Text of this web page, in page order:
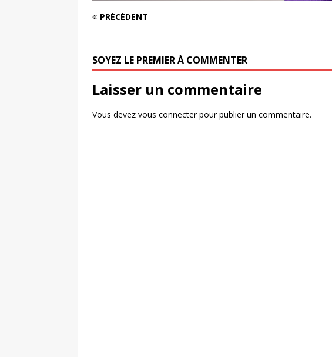
PRÉCÉDENT
SOYEZ LE PREMIER À COMMENTER
Laisser un commentaire
Vous devez vous connecterpour publier un commentaire.